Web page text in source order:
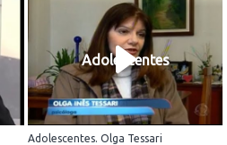
Adolescentes
Adolescentes. Olga Tessari